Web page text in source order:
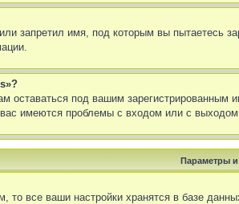
запретил имя, под которым вы пытаетесь
под вашим
имеются проблемы с входом или с
Параметры и
то все ваши настройки хранятся в базе